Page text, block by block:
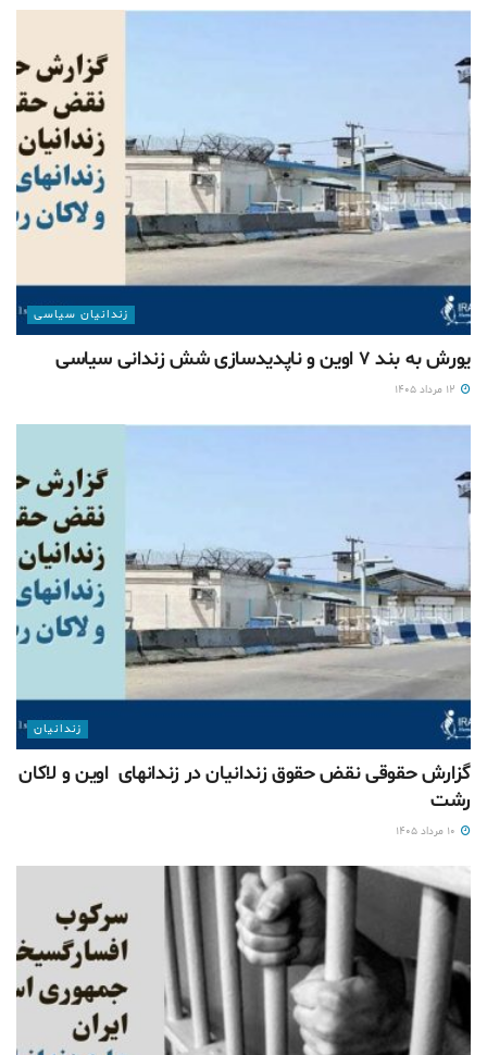
زندانیان سیاسی
یورش به بند ۷ اوین و ناپدیدسازی شش زندانی سیاسی
زندانيان
گزارش حقوقی نقض حقوق زندانیان در زندانهای اوین و لاکان
رشت